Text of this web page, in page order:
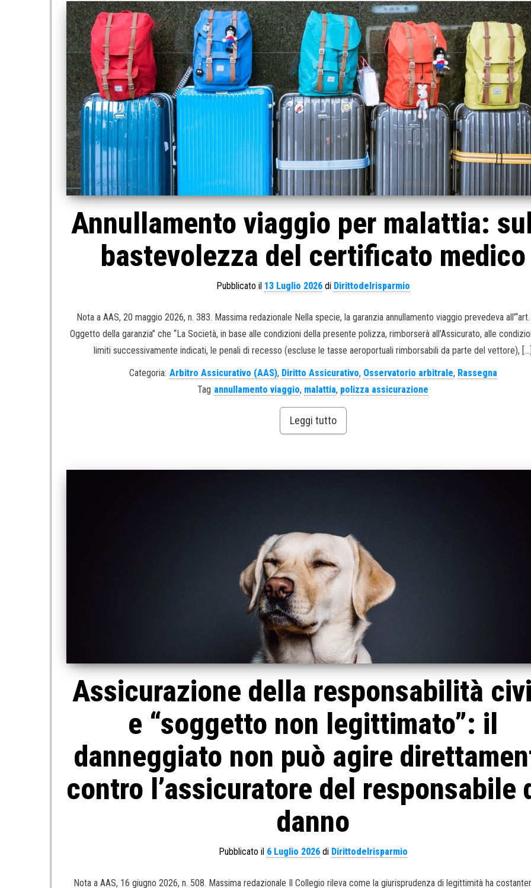
Annullamento viaggio per malattia:
bastevolezza del certificato medico
Pubblicato il 13 Luglio 2026di Dirittodelrisparmio
Nota a AAS, 20 maggio 2026, n. 383. Massima redazionale Nella specie, la garanzia annullamento viaggio prevedeva
Oggetto della garanzia” che “La Società, in base alle condizioni della presente polizza, rimborserà all’Assicurato, alle
limiti successivamente indicati, le penali di recesso (escluse le tasse aeroportuali rimborsabili da parte del vettore),
Categoria: Arbitro Assicurativo (AAS), Diritto Assicurativo, Osservatorio arbitrale, Rassegna
Tag annullamento viaggio, malattia, polizza assicurazione
Leggi tutto
Assicurazione della responsabilità
e “soggetto non legittimato”: il
danneggiato non può agire
contro l’assicuratore del responsabile
danno
Pubblicato il 6 Luglio 2026di Dirittodelrisparmio
Nota a AAS, 16 giugno 2026, n. 508. Massima redazionale Il Collegio rileva come la giurisprudenza di legittimità ha